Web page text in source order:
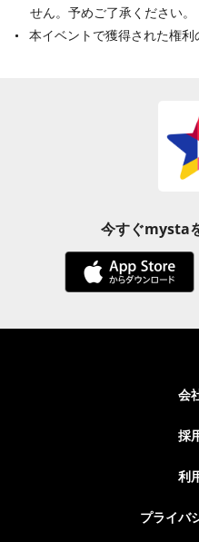
せん。予めご了承ください。
本イベントで獲得された権利
今すぐmysta
会
採
利
プライバ